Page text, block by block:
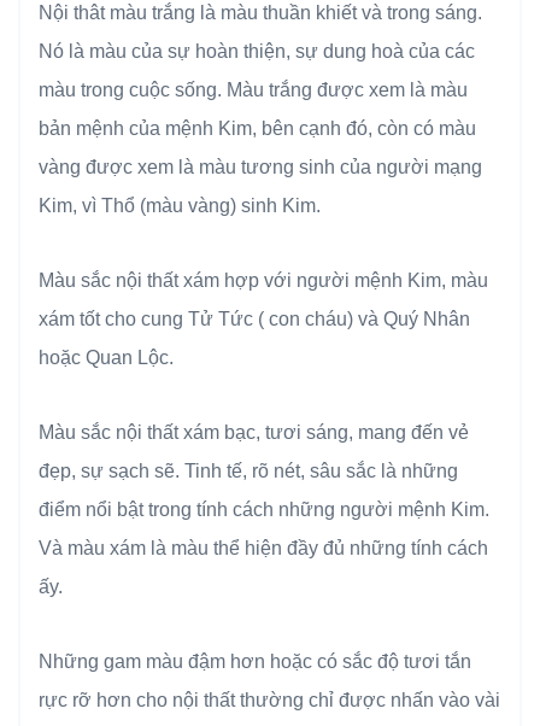
Nội thât màu trắng là màu thuần khiết và trong sáng.
Nó là màu của sự hoàn thiện, sự dung hoà của các
màu trong cuộc sống. Màu trắng được xem là màu
bản mệnh của mệnh Kim, bên cạnh đó, còn có màu
vàng được xem là màu tương sinh của người mạng
Kim, vì Thổ (màu vàng) sinh Kim.
Màu sắc nội thất xám hợp với người mệnh Kim, màu
xám tốt cho cung Tử Tức ( con cháu) và Quý Nhân
hoặc Quan Lộc.
Màu sắc nội thất xám bạc, tươi sáng, mang đến vẻ
đẹp, sự sạch sẽ. Tinh tế, rõ nét, sâu sắc là những
điểm nổi bật trong tính cách những người mệnh Kim.
Và màu xám là màu thể hiện đầy đủ những tính cách
ấy.
Những gam màu đậm hơn hoặc có sắc độ tươi tắn
rực rỡ hơn cho nội thất thường chỉ được nhấn vào vài